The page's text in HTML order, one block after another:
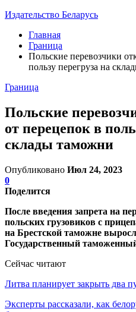
Издательство Беларусь
Главная
Граница
Польские перевозчики
пользу перегруза на
Граница
Польские
от перецепок в
склады таможни
Опубликовано Июл 24, 2023
0
Поделится
После введения запрета на
польских грузовиков с
на Брестской таможне
Государственный
Сейчас читают
Литва планирует закрыть два
Эксперты рассказали, как